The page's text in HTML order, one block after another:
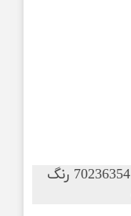
شمع لیوانی ایکیا SINNLIG کد 70236354 رنگ